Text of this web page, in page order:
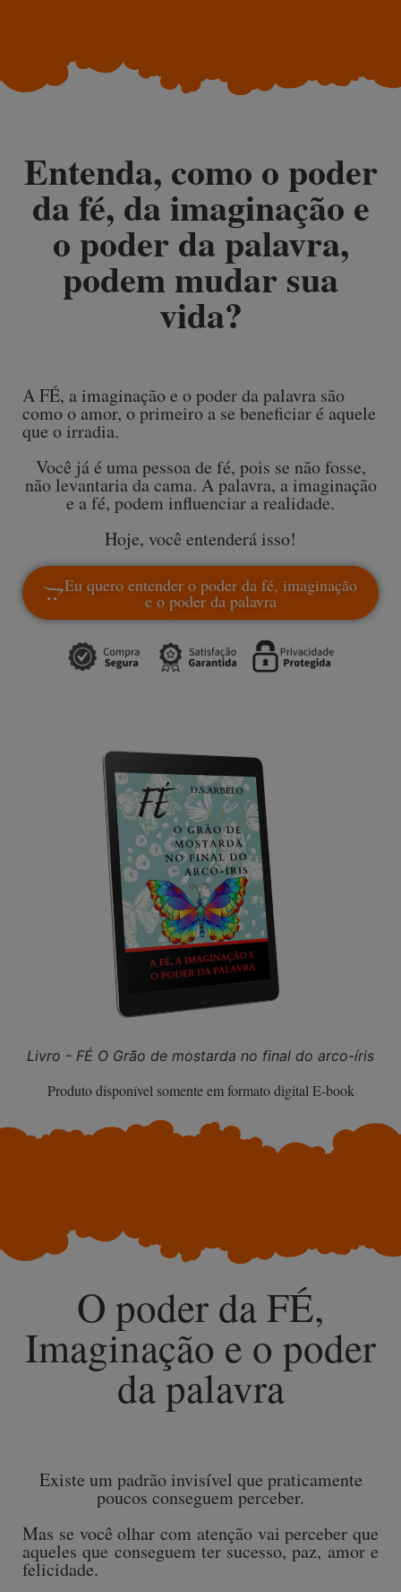
Entenda, como o poder
da fé, da imaginação e
o poder da palavra,
podem mudar sua
vida?
A FÉ, a imaginação e o poder da palavra são
como o amor, o primeiro a se beneficiar é aquele
que o irradia.
Você já é uma pessoa de fé, pois se não fosse,
não levantaria da cama. A palavra, a imaginação
e a fé, podem influenciar a realidade.
Hoje, você entenderá isso!
Eu quero entender o poder da fé, imaginação
e o poder da palavra
Livro - FÉ O Grão de mostarda no final do arco-íris
Produto disponível somente em formato digital E-book
O poder da FÉ,
Imaginação e o poder
da palavra
Existe um padrão invisível que praticamente
poucos conseguem perceber.
Mas se você olhar com atenção vai perceber que
aqueles que conseguem ter sucesso, paz, amor e
felicidade.